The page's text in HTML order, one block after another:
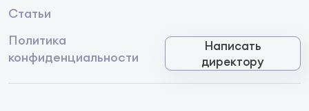
Статьи
Политика
конфиденциальности
Написать
директору